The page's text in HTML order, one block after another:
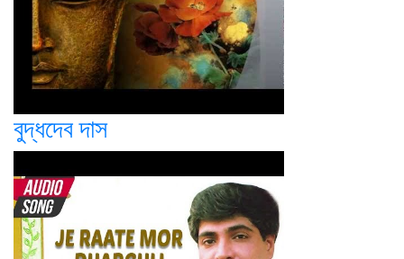
বুদ্ধদেব দাস